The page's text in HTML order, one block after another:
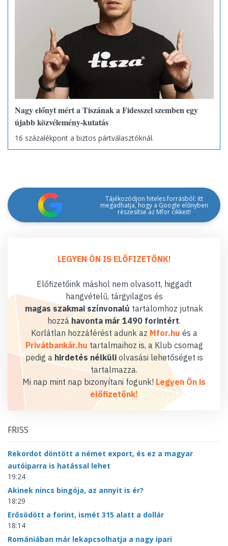
Nagy előnyt mért a Tiszának a Fidesszel szemben egy
újabb közvélemény-kutatás
16 százalékpont a biztos pártválasztóknál.
Tájékozódjon hiteles forrásból: itt
megadhatja, hogy a Google előnyben
részesítse az Mfor cikkeit!
LEGYEN ÖN IS ELŐFIZETŐNK!
Előfizetőink máshol nem olvasott, higgadt
hangvételű, tárgyilagos és
magas szakmai színvonalú tartalomhoz jutnak
hozzáhavonta már 1490 forintért.
Korlátlan hozzáférést adunk az Mfor.hu és a
Privátbankár.hu tartalmaihoz is, a Klub csomag
pedig a hirdetés nélküliolvasási lehetőséget is
tartalmazza.
Mi nap mint nap bizonyítani fogunk! Legyen Ön is
előfizetőnk!
FRISS
Rekordot döntött a német export, és ez a magyar
autóiparra is hatással lehet
19:24
Akinek nincs bingója, az annyit is ér?
18:29
Erősödött a forint, ismét 315 alatt a dollár
18:14
Romániában már lekapcsolhatja a nagy ipari